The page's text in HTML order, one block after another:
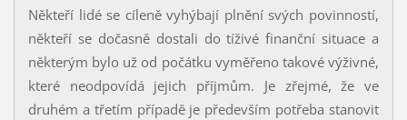
Někteří lidé se cíleně vyhýbají plnění svých povinností,
někteří se dočasně dostali do tíživé finanční situace a
některým bylo už od počátku vyměřeno takové výživné,
které neodpovídá jejich příjmům. Je zřejmé, že ve
druhém a třetím případě je především potřeba stanovit